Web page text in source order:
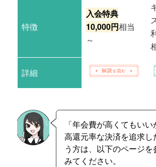
特徴
入会特典
10,000円相当
～
詳細
「年会費が高くてもいい
高還元率な決済を追求し
う方は、以下のページを
みてください。